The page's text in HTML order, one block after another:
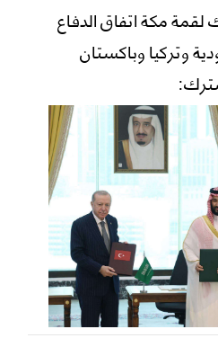
مكة اتفاق الدفاع
وتركيا وباكستان